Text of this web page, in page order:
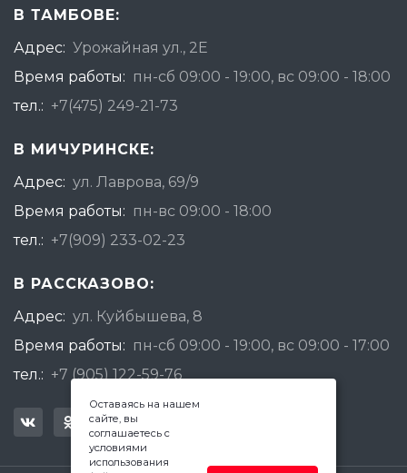
В ТАМБОВЕ:
Адрес: Урожайная ул., 2Е
Время работы: пн-сб 09:00 - 19:00, вс 09:00 - 18:00
тел.: +7(475) 249-21-73
В МИЧУРИНСКЕ:
Адрес: ул. Лаврова, 69/9
Время работы: пн-вс 09:00 - 18:00
тел.: +7(909) 233-02-23
В РАССКАЗОВО:
Адрес: ул. Куйбышева, 8
Время работы: пн-сб 09:00 - 19:00, вс 09:00 - 17:00
тел.: +7 (905) 122-59-76
Оставаясь на нашем
сайте, вы
соглашаетесь с
условиями
использования